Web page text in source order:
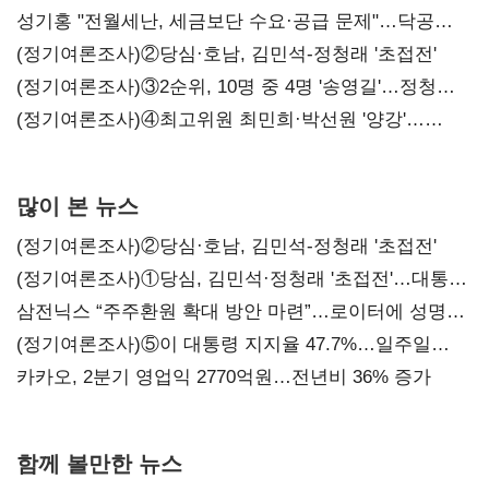
구조혁신
성기홍 "전월세난, 세금보단 수요·공급 문제"…닥공
시사
(정기여론조사)②당심·호남, 김민석-정청래 '초접전'
(정기여론조사)③2순위, 10명 중 4명 '송영길'…정청래
'한 자릿수'
(정기여론조사)④최고위원 최민희·박선원 '양강'…
많이 본 뉴스
(정기여론조사)②당심·호남, 김민석-정청래 '초접전'
(정기여론조사)①당심, 김민석·정청래 '초접전'…대통령
지지도 '50% 아래로'(종합)
삼전닉스 “주주환원 확대 방안 마련”…로이터에 성명
보내
(정기여론조사)⑤이 대통령 지지율 47.7%…일주일
만에 다시 40%대
카카오, 2분기 영업익 2770억원…전년비 36% 증가
함께 볼만한 뉴스